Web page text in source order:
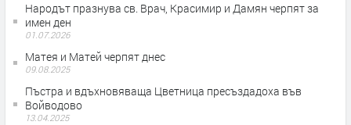
Народът празнува св. Врач, Красимир и Дамян черпят за
имен ден
01.07.2026
Матея и Матей черпят днес
09.08.2025
Пъстра и вдъхновяваща Цветница пресъздадоха във
Войводово
13.04.2025